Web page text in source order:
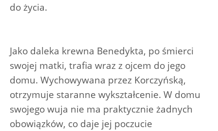
do życia.
Jako daleka krewna Benedykta, po śmierci
swojej matki, trafia wraz z ojcem do jego
domu. Wychowywana przez Korczyńską,
otrzymuje staranne wykształcenie. W domu
swojego wuja nie ma praktycznie żadnych
obowiązków, co daje jej poczucie